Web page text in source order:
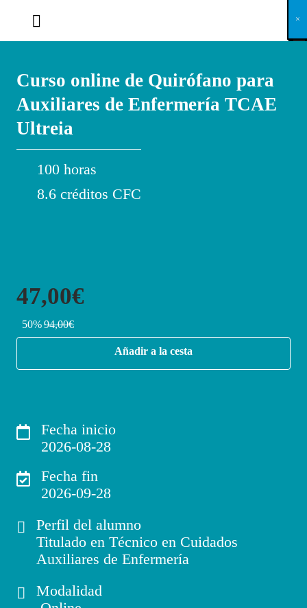
Curso online de Quirófano para
Auxiliares de Enfermería TCAE
Ultreia
100 horas
8.6 créditos CFC
47,00€
50%94,00€
Añadir a la cesta
Fecha inicio
2026-08-28
Fecha fin
2026-09-28
Perfil del alumno
Titulado en Técnico en Cuidados
Auxiliares de Enfermería
Modalidad
X
×
×
×
×
×
×
×
×
×
×
×
×
×
×
×
×
×
×
×
×
×
×
×
×
×
×
×
×
×
×
×
×
×
×
×
×
×
×
×
×
×
×
×
×
×
×
×
×
×
×
×
×
×
×
×
×
×
×
×
×
×
×
×
×
×
×
×
×
×
×
×
×
×
×
×
×
×
×
×
×
×
×
×
×
×
×
×
×
×
×
×
×
×
×
×
×
×
×
×
×
×
×
×
×
×
×
×
×
×
×
×
×
×
×
×
×
×
×
×
×
×
×
×
×
×
×
×
×
×
×
×
×
×
×
×
×
×
×
×
×
×
×
×
×
×
×
×
×
×
×
×
×
×
×
×
×
×
×
×
×
×
×
×
×
×
×
×
×
×
×
×
×
×
×
×
×
×
×
×
×
×
×
×
×
×
×
×
×
×
×
×
×
×
×
×
×
×
×
×
×
×
×
×
×
×
×
×
×
×
×
×
×
×
×
×
×